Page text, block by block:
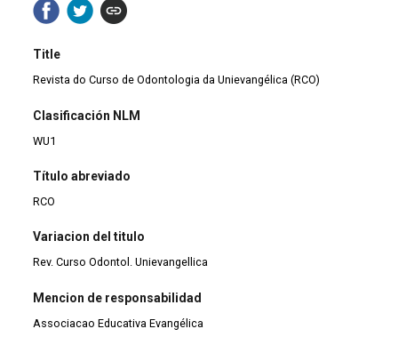
Title
Revista do Curso de Odontologia da Unievangélica (RCO)
Clasificación NLM
WU1
Título abreviado
RCO
Variacion del titulo
Rev. Curso Odontol. Unievangellica
Mencion de responsabilidad
Associacao Educativa Evangélica